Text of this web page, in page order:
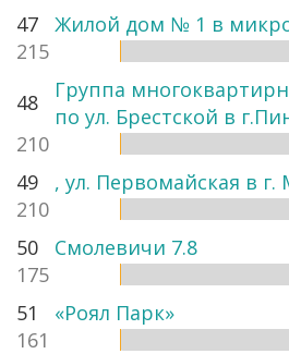
47
Жилой дом № 1 в
215
48
Группа
по ул. Брестской в
210
49
, ул. Первомайская в г.
210
50
Смолевичи 7.8
175
51
«Роял Парк»
161